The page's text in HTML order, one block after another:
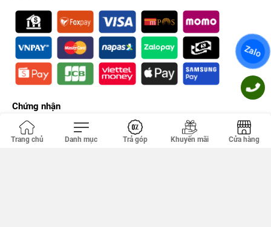
Chứng nhận
Zalo
Trang chủ Danh mục Trả góp Khuyến mãi Cửa hàng